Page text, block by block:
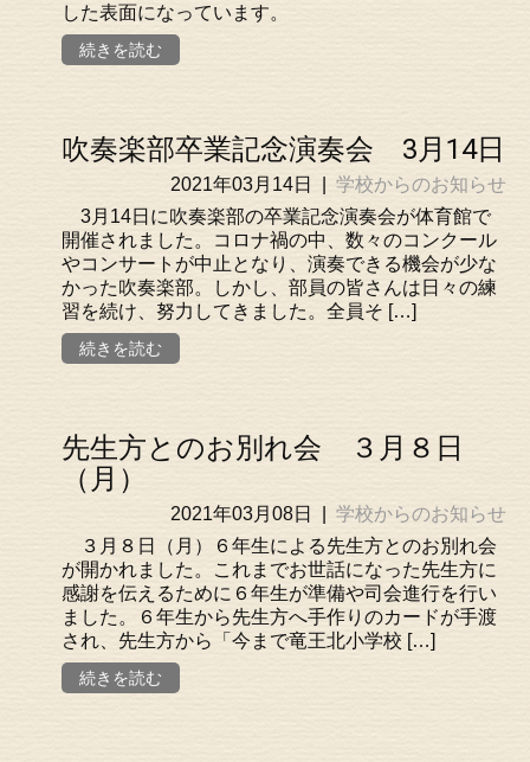
した表面になっています。
続きを読む
吹奏楽部卒業記念演奏会 3月14日
2021年03月14日
学校からのお知らせ
3月14日に吹奏楽部の卒業記念演奏会が体育館で
開催されました。コロナ禍の中、数々のコンクール
やコンサートが中止となり、演奏できる機会が少な
かった吹奏楽部。しかし、部員の皆さんは日々の練
習を続け、努力してきました。全員そ […]
続きを読む
先生方とのお別れ会 ３月８日
（月）
2021年03月08日
学校からのお知らせ
３月８日（月）６年生による先生方とのお別れ会
が開かれました。これまでお世話になった先生方に
感謝を伝えるために６年生が準備や司会進行を行い
ました。６年生から先生方へ手作りのカードが手渡
され、先生方から「今まで竜王北小学校 […]
続きを読む